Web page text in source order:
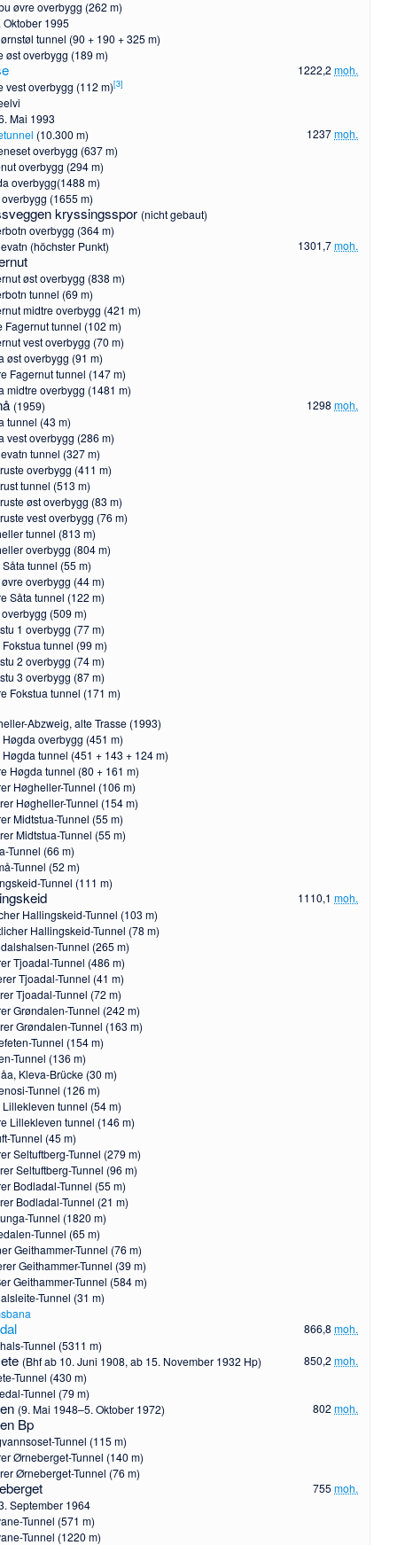
øvre overbygg (262 m)
Oktober 1995
tunnel (90 + 190 + 325 m)
øst overbygg (189 m)
1222,2moh.
vest overbygg (112 m)[3]
Mai 1993
(10.300 m) 1237moh.
overbygg (637 m)
overbygg (294 m)
overbygg(1488 m)
(1655 m)
kryssingsspor (nicht gebaut)
overbygg (364 m)
(höchster Punkt) 1301,7moh.
øst overbygg (838 m)
tunnel (69 m)
midtre overbygg (421 m)
Fagernut tunnel (102 m)
vest overbygg (70 m)
øst overbygg (91 m)
Fagernut tunnel (147 m)
midtre overbygg (1481 m)
(1959) 1298moh.
tunnel (43 m)
vest overbygg (286 m)
tunnel (327 m)
overbygg (411 m)
tunnel (513 m)
øst overbygg (83 m)
vest overbygg (76 m)
tunnel (813 m)
overbygg (804 m)
tunnel (55 m)
overbygg (44 m)
Såta tunnel (122 m)
(509 m)
1 overbygg (77 m)
tunnel (99 m)
2 overbygg (74 m)
3 overbygg (87 m)
Fokstua tunnel (171 m)
Abzweig, alte Trasse (1993)
overbygg (451 m)
tunnel (451 + 143 + 124 m)
Høgda tunnel (80 + 161 m)
Høgheller-Tunnel (106 m)
Høgheller-Tunnel (154 m)
Midtstua-Tunnel (55 m)
Midtstua-Tunnel (55 m)
Tunnel (66 m)
Tunnel (52 m)
Tunnel (111 m)
1110,1moh.
Hallingskeid-Tunnel (103 m)
Hallingskeid-Tunnel (78 m)
Tunnel (265 m)
Tjoadal-Tunnel (486 m)
Tjoadal-Tunnel (41 m)
Tjoadal-Tunnel (72 m)
Grøndalen-Tunnel (242 m)
Grøndalen-Tunnel (163 m)
Tunnel (154 m)
Tunnel (136 m)
, Kleva-Brücke (30 m)
Tunnel (126 m)
tunnel (54 m)
Lillekleven tunnel (146 m)
Tunnel (45 m)
Seltuftberg-Tunnel (279 m)
Seltuftberg-Tunnel (96 m)
Bodladal-Tunnel (55 m)
Bodladal-Tunnel (21 m)
Tunnel (1820 m)
Tunnel (65 m)
Geithammer-Tunnel (76 m)
Geithammer-Tunnel (39 m)
Geithammer-Tunnel (584 m)
Tunnel (31 m)
866,8moh.
Tunnel (5311 m)
(Bhf ab 10. Juni 1908, ab 15. November 1932 Hp) 850,2moh.
Tunnel (430 m)
Tunnel (79 m)
(9. Mai 1948–5. Oktober 1972) 802moh.
Bp
Tunnel (115 m)
Ørneberget-Tunnel (140 m)
Ørneberget-Tunnel (76 m)
755moh.
September 1964
Tunnel (571 m)
Tunnel (1220 m)